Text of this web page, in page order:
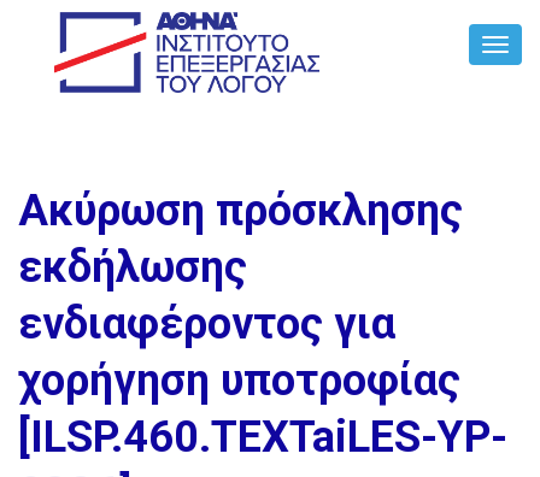
Ακύρωση πρόσκλησης
εκδήλωσης
ενδιαφέροντος για
χορήγηση υποτροφίας
[ILSP.460.TEXTaiLES-YP-